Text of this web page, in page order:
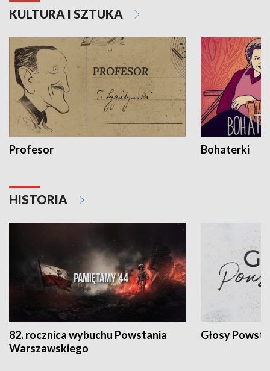
KULTURA I SZTUKA
Profesor Bohaterki
HISTORIA
82. rocznica wybuchu Powstania
Warszawskiego
Głosy